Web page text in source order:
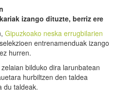
izango dituzte, berriz ere
Gipuzkoako neska errugbilarien
entrenamenduak izango
hurren.
bilduko dira larunbatean
hurbiltzen den taldea
du taldeak.